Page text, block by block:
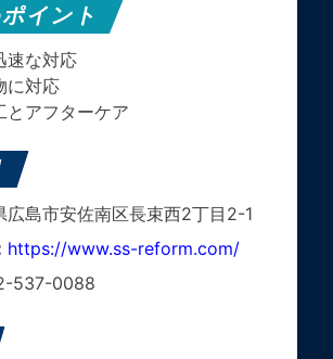
イント
速な対応
に対応
とアフターケア
広島市安佐南区長束西2丁目2-1
https://www.ss-reform.com/
537-0088